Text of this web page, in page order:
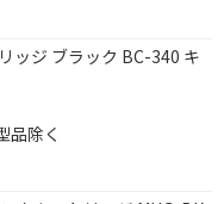
ッジ ブラック BC-340 キ
品除く